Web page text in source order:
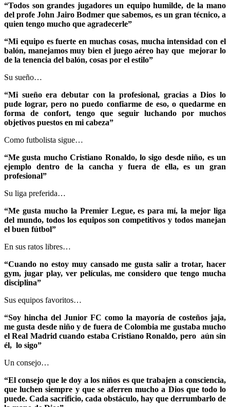
“Todos son grandes jugadores un equipo humilde, de la mano
del profe John Jairo Bodmer que sabemos, es un gran técnico, a
quien tengo mucho que agradecerle”
“Mi equipo es fuerte en muchas cosas, mucha intensidad con el
balón, manejamos muy bien el juego aéreo hay que mejorar lo
de la tenencia del balón, cosas por el estilo”
Su sueño…
“Mi sueño era debutar con la profesional, gracias a Dios lo
pude lograr, pero no puedo confiarme de eso, o quedarme en
forma de confort, tengo que seguir luchando por muchos
objetivos puestos en mi cabeza”
Como futbolista sigue…
“Me gusta mucho Cristiano Ronaldo, lo sigo desde niño, es un
ejemplo dentro de la cancha y fuera de ella, es un gran
profesional”
Su liga preferida…
“Me gusta mucho la Premier Legue, es para mí, la mejor liga
del mundo, todos los equipos son competitivos y todos manejan
el buen fútbol”
En sus ratos libres…
“Cuando no estoy muy cansado me gusta salir a trotar, hacer
gym, jugar play, ver películas, me considero que tengo mucha
disciplina”
Sus equipos favoritos…
“Soy hincha del Junior FC como la mayoría de costeños jaja,
me gusta desde niño y de fuera de Colombia me gustaba mucho
el Real Madrid cuando estaba Cristiano Ronaldo, pero aún sin
él, lo sigo”
Un consejo…
“El consejo que le doy a los niños es que trabajen a consciencia,
que luchen siempre y que se aferren mucho a Dios que todo lo
puede. Cada sacrificio, cada obstáculo, hay que derrumbarlo de